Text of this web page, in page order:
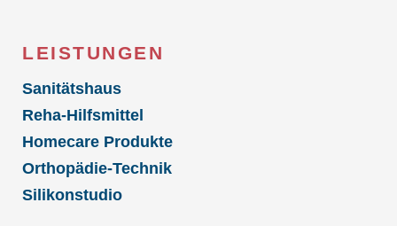
LEISTUNGEN
Sanitätshaus
Reha-Hilfsmittel
Homecare Produkte
Orthopädie-Technik
Silikonstudio